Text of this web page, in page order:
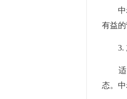
中老
有益
3.
适量
态。